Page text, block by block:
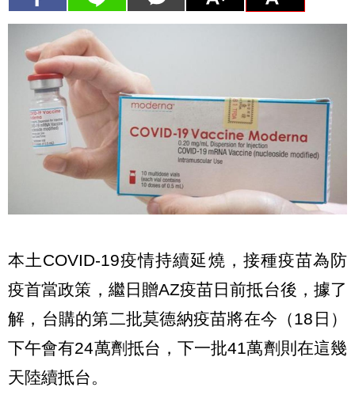
本土COVID-19疫情持續延燒，接種疫苗為防
疫首當政策，繼日贈AZ疫苗日前抵台後，據了
解，台購的第二批莫德納疫苗將在今（18日）
下午會有24萬劑抵台，下一批41萬劑則在這幾
天陸續抵台。